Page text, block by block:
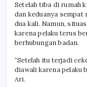
Setelah tiba di rumah
dan keduanya sempat
dua kali. Namun,
karena pelaku terus
berhubungan badan.
“Setelah itu terjadi
diawali karena pelaku
Ari.